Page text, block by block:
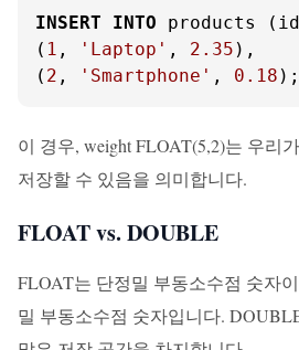
INSERT INTO products
( 1 , 'Laptop' , 2.35 ),
( 2 , 'Smartphone' , 0.18 );
이 경우, weight FLOAT(5,2)는 우리
저장할 수 있음을 의미합니다.
FLOAT vs. DOUBLE
FLOAT는 단정밀 부동소수점 숫자
밀 부동소수점 숫자입니다.